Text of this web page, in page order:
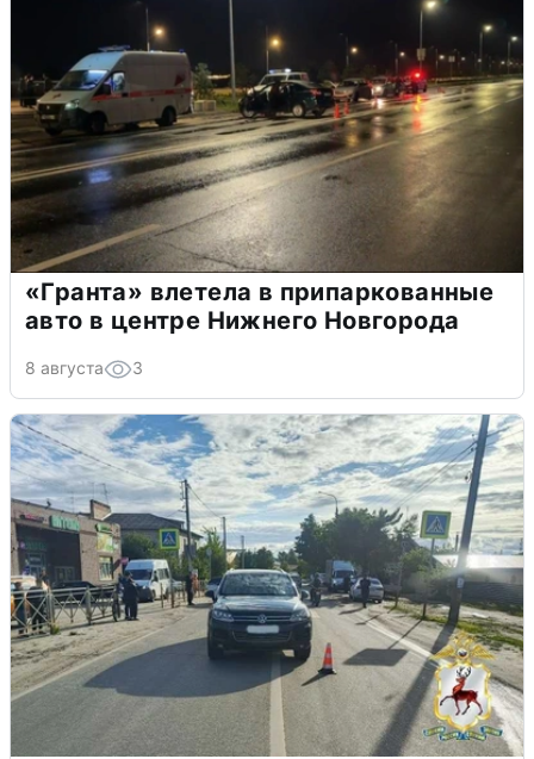
«Гранта» влетела в припаркованные
авто в центре Нижнего Новгорода
8 августа 3